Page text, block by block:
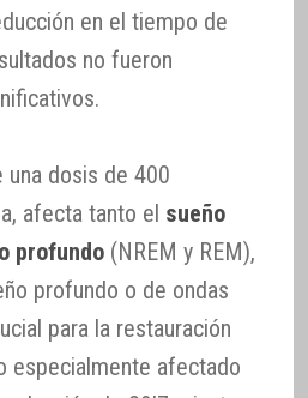
en el tiempo de
no fueron
una dosis de 400
afecta tanto el sueño
profundo (NREM y REM),
profundo o de ondas
para la restauración
especialmente afectado